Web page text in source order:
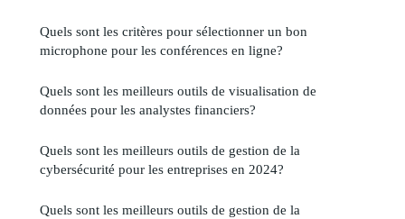
Quels sont les critères pour sélectionner un bon
microphone pour les conférences en ligne?
Quels sont les meilleurs outils de visualisation de
données pour les analystes financiers?
Quels sont les meilleurs outils de gestion de la
cybersécurité pour les entreprises en 2024?
Quels sont les meilleurs outils de gestion de la